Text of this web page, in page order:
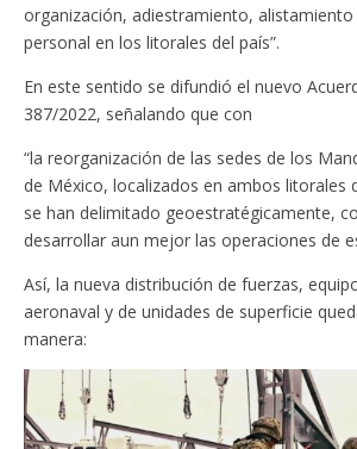
organización, adiestramiento,
personal en los litorales del país”.
En este sentido se difundió el nuevo
387/2022, señalando que con
“la reorganización de las sedes de los
de México, localizados en ambos litorales
se han delimitado geoestratégicamente,
desarrollar aun mejor las operaciones de
Así, la nueva distribución de fuerzas,
aeronaval y de unidades de superficie
manera: